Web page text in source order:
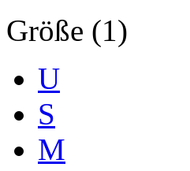
Größe (1)
U
S
M